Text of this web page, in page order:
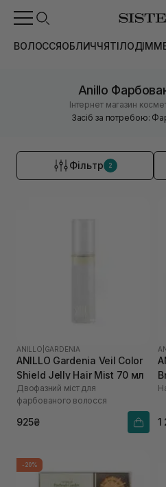
ВОЛОССЯОБЛИЧЧЯТІЛОДІМ
Anillo
Інтернет магазин
Засіб за потребою:
Фільтр 2
ANILLO GARDENIA
ANILLO Gardenia Veil Color
Shield Jelly Hair Mist 70 мл
Двофазний міст для
фарбованого волосся
925₴ 1
-20%